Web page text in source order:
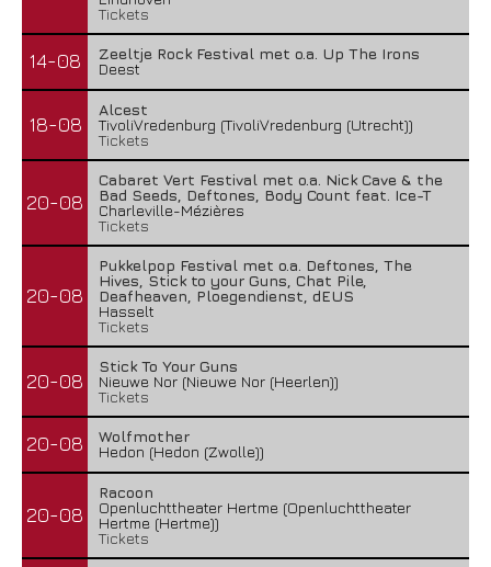
Tickets
14-08
Zeeltje Rock Festival met o.a. Up The Irons
Deest
18-08
Alcest
TivoliVredenburg (TivoliVredenburg (Utrecht))
Tickets
20-08
Cabaret Vert Festival met o.a. Nick Cave & the
Bad Seeds, Deftones, Body Count feat. Ice-T
Charleville-Mézières
Tickets
20-08
Pukkelpop Festival met o.a. Deftones, The
Hives, Stick to your Guns, Chat Pile,
Deafheaven, Ploegendienst, dEUS
Hasselt
Tickets
20-08
Stick To Your Guns
Nieuwe Nor (Nieuwe Nor (Heerlen))
Tickets
20-08
Wolfmother
Hedon (Hedon (Zwolle))
20-08
Racoon
Openluchttheater Hertme (Openluchttheater
Hertme (Hertme))
Tickets